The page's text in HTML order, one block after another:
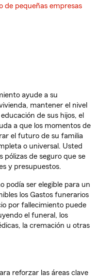
de pequeñas empresas
ayude a su
mantener el nivel
de sus hijos, el
a que los momentos de
el futuro de su familia
o universal. Usted
pólizas de seguro que se
y presupuestos.
podía ser elegible para un
los Gastos funerarios
por fallecimiento puede
el funeral, los
la cremación u otras
reforzar las áreas clave